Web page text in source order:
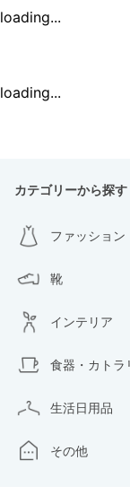
loading...
loading...
カテゴリーから探す
ファッション
靴
インテリア
食器・カトラ
生活日用品
その他